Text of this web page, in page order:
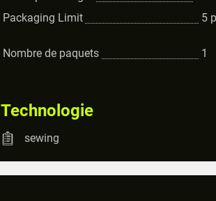
Packaging Limit
5
Nombre de paquets 1
Technologie
sewing